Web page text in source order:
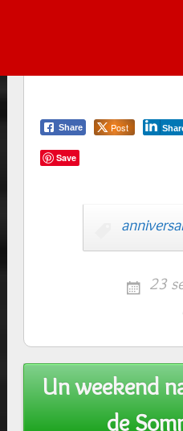
Share Post
Save
23
Post
navigation
Un weekend
de